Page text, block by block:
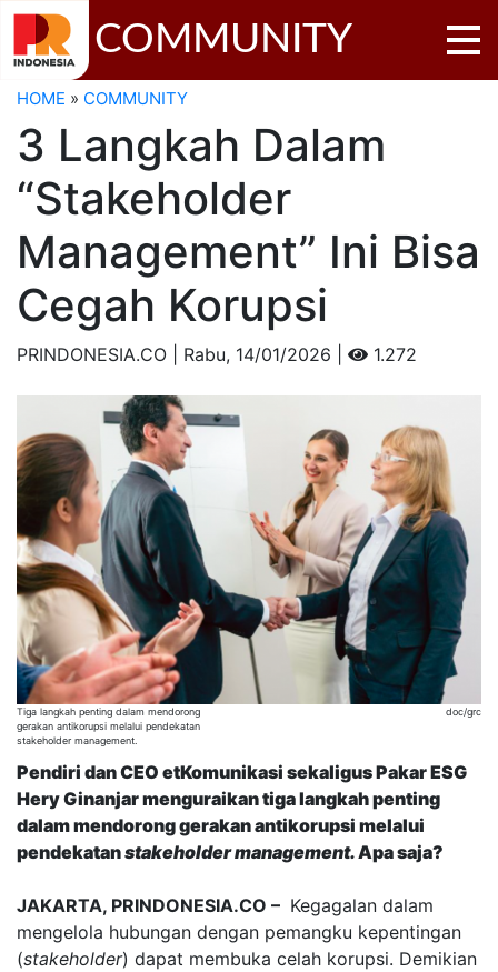
COMMUNITY
HOME » COMMUNITY
3 Langkah Dalam
“Stakeholder
Management” Ini Bisa
Cegah Korupsi
PRINDONESIA.CO | Rabu, 14/01/2026 | 1.272
Tiga langkah penting dalam mendorong
gerakan antikorupsi melalui pendekatan
stakeholder management.
doc/grc
Pendiri dan CEO etKomunikasi sekaligus Pakar ESG
Hery Ginanjar menguraikan tiga langkah penting
dalam mendorong gerakan antikorupsi melalui
pendekatanstakeholder management.Apa saja?
JAKARTA, PRINDONESIA.CO – Kegagalan dalam
mengelola hubungan dengan pemangku kepentingan
(stakeholder) dapat membuka celah korupsi. Demikian